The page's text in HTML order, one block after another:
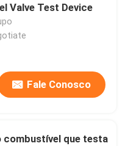
Valve Test Device
Fale Conosco
combustível que testa